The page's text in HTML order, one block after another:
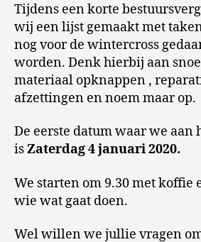
Tijdens een korte
wij een lijst gemaakt met
nog voor de wintercross
worden. Denk hierbij aan
materiaal opknappen ,
afzettingen en noem maar op.
De eerste datum waar we aan
isZaterdag 4 januari 2020.
We starten om 9.30 met koffie
wie wat gaat doen.
Wel willen we jullie vragen